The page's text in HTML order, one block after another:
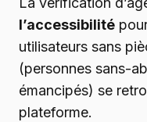
l’accessibilité
utilisateurs sans
(personnes sans-
émancipés) se
plateforme.